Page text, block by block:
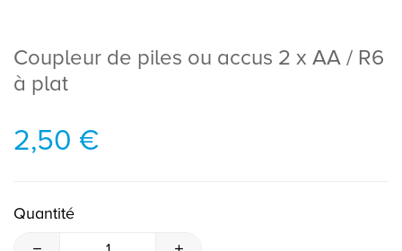
Coupleur de piles ou accus 2 x AA / R6
à plat
2,50 €
Quantité